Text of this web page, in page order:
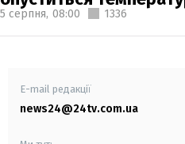
5 серпня, 08:00 1336
E-mail редакції
news24@24tv.com.ua